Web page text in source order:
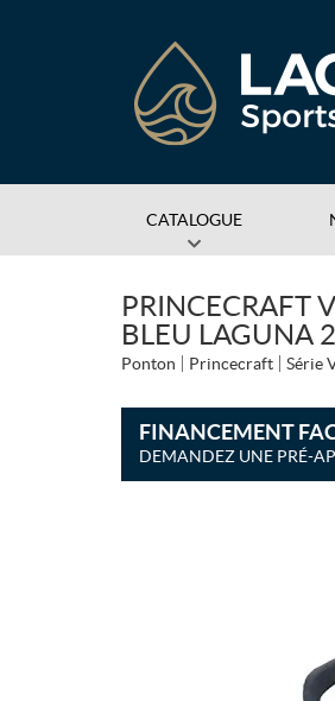
CATALOGUE
PRINCECRAFT
BLEU LAGUNA
Ponton Princecraft Série
FINANCEMENT
DEMANDEZ UNE PRÉ-